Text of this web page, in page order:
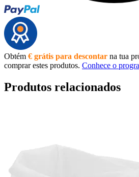
Obtém € grátis para descontar na tua
comprar estes produtos. Conhece o
Produtos relacionados